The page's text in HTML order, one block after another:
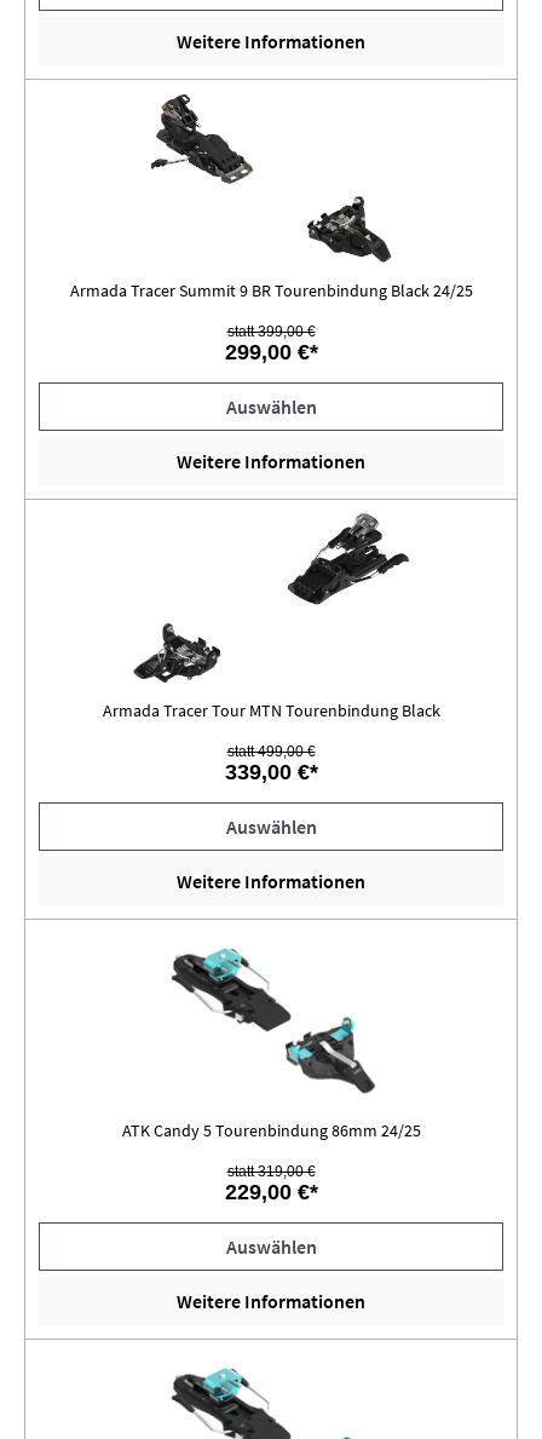
Weitere Informationen
Armada Tracer Summit 9 BR Tourenbindung Black 24/25
statt 399,00 €
299,00 €*
Auswählen
Weitere Informationen
Armada Tracer Tour MTN Tourenbindung Black
statt 499,00 €
339,00 €*
Auswählen
Weitere Informationen
ATK Candy 5 Tourenbindung 86mm 24/25
statt 319,00 €
229,00 €*
Auswählen
Weitere Informationen